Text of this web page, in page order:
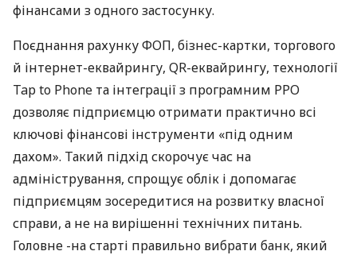
фінансами з одного застосунку.
Поєднання рахунку ФОП, бізнес-картки, торгового
й інтернет-еквайрингу, QR-еквайрингу, технології
Tap to Phone та інтеграції з програмним РРО
дозволяє підприємцю отримати практично всі
ключові фінансові інструменти «під одним
дахом». Такий підхід скорочує час на
адміністрування, спрощує облік і допомагає
підприємцям зосередитися на розвитку власної
справи, а не на вирішенні технічних питань.
Головне -на старті правильно вибрати банк, який